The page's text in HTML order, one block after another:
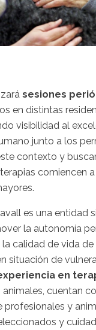
sesiones
en distintas
visibilidad al
junto a los
contexto y
comiencen
es una entidad
la autonomía
calidad de vida
situación de
en
cuentan
profesionales y
y